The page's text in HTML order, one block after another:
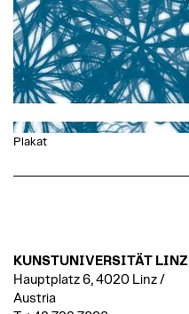
Plakat
KUNSTUNIVERSITÄT LINZ
Hauptplatz 6, 4020 Linz /
Austria